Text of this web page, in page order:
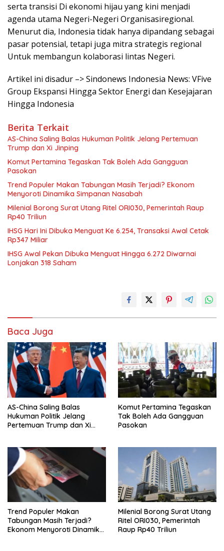
serta transisi Di ekonomi hijau yang kini menjadi
agenda utama Negeri-Negeri Organisasiregional.
Menurut dia, Indonesia tidak hanya dipandang sebagai
pasar potensial, tetapi juga mitra strategis regional
Untuk membangun kolaborasi lintas Negeri.
Artikel ini disadur –> Sindonews Indonesia News: VFive
Group Ekspansi Hingga Sektor Energi dan Kesejajaran
Hingga Indonesia
Berita Terkait
AS-China Saling Balas Hukuman Politik Jelang Pertemuan
Trump dan Xi Jinping
Komut Pertamina Tegaskan Tak Boleh Ada Gangguan
Pasokan
Trend Populer Makan Tabungan Masih Terjadi? Ekonom
Menyoroti Dinamika Simpanan Nasabah
Milenial Borong Surat Utang Ritel ORI030, Pemerintah Raup
Rp40 Triliun
IHSG Hari Ini Dibuka Menguat Ke 6.254, Transaksi Awal Cetak
Rp347 Miliar
IHSG Awal Pekan Dibuka Menguat Hingga 6.272 Diwarnai
Lonjakan 318 Saham
Baca Juga
AS-China Saling Balas
Hukuman Politik Jelang
Pertemuan Trump dan Xi
Komut Pertamina Tegaskan
Tak Boleh Ada Gangguan
Pasokan
Trend Populer Makan
Tabungan Masih Terjadi?
Ekonom Menyoroti Dinamika
Milenial Borong Surat Utang
Ritel ORI030, Pemerintah
Raup Rp40 Triliun